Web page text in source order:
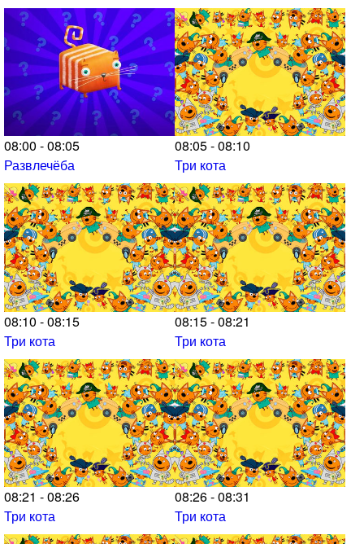
08:00 - 08:05
Развлечёба
08:05 - 08:10
Три кота
08:10 - 08:15
Три кота
08:15 - 08:21
Три кота
08:21 - 08:26
Три кота
08:26 - 08:31
Три кота